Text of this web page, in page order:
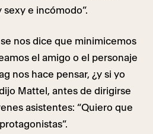
e incómodo”.
nos dice que minimicemos
el amigo o el personaje
nos hace pensar, ¿y si yo
Mattel, antes de dirigirse
asistentes: “Quiero que